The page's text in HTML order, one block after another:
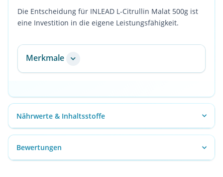
Die Entscheidung für INLEAD L-Citrullin Malat 500g ist
eine Investition in die eigene Leistungsfähigkeit.
Merkmale
Nährwerte & Inhaltsstoffe
Bewertungen